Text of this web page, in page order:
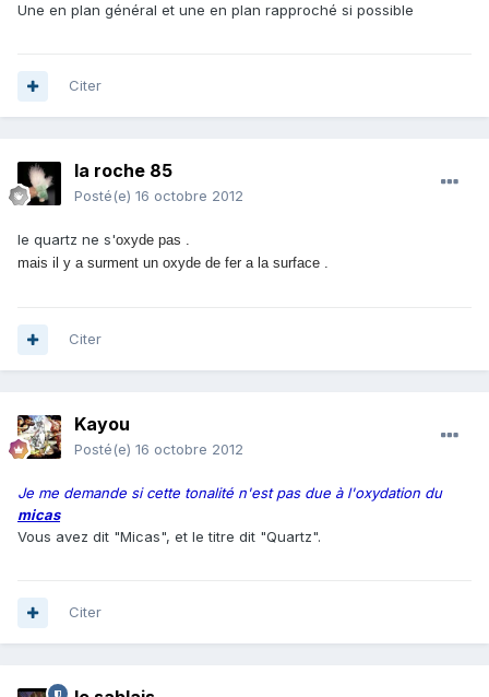
Une en plan général et une en plan rapproché si possible
Citer
la roche 85
Posté(e) 16 octobre 2012
le quartz ne s'oxyde pas .
​mais il y a surment un oxyde de fer a la surface .
Citer
Kayou
Posté(e) 16 octobre 2012
Je me demande si cette tonalité n'est pas due à l'oxydation du
micas
Vous avez dit "Micas", et le titre dit "Quartz".
Citer